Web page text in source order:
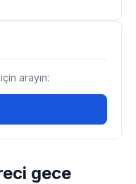
gece
arayın: